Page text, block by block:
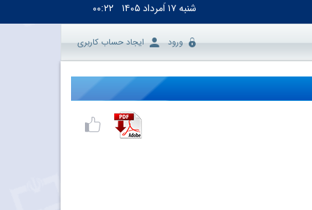
شنبه۱۷ اَمرداد ۱۴۰۵ ۰۰:۲۲
ورود ایجاد حساب کاربری